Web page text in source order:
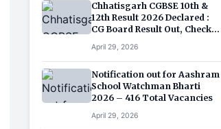
Chhatisgarh CGBSE 10th &
12th Result 2026 Declared :
CG Board Result Out, Check
Link Here
April 29, 2026
Notification out for Aashram
School Watchman Bharti
2026 – 416 Total Vacancies
April 29, 2026